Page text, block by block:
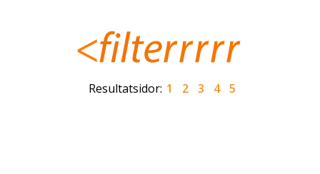
Resultatsidor: 1 2 3 4 5